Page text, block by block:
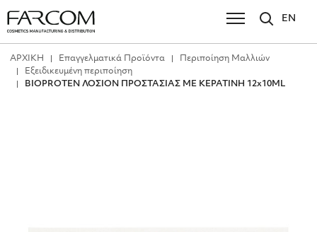
EN
ΑΡΧΙΚΗ Επαγγελματικά Προϊόντα
Περιποίηση Μαλλιών
Εξειδικευμένη περιποίηση
BIOPROTEN ΛΟΣΙΟΝ ΠΡΟΣΤΑΣΙΑΣ ΜΕ ΚΕΡΑΤΙΝΗ 12x10ML